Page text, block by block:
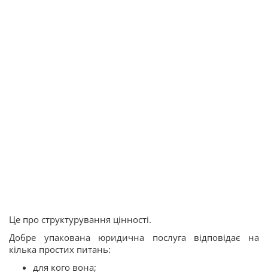
Це про структурування цінності.
Добре упакована юридична послуга відповідає на
кілька простих питань:
для кого вона;